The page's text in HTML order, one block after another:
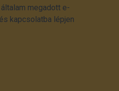
megadott e-
kapcsolatba lépjen